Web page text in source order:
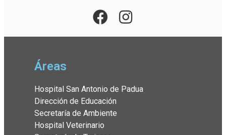
Áreas
Hospital San Antonio de Padua
Dirección de Educación
Secretaría de Ambiente
Hospital Veterinario